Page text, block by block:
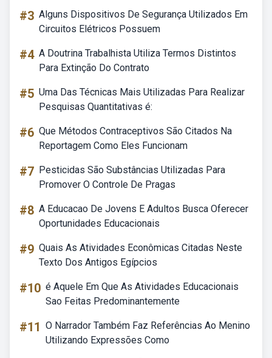
#3 Alguns Dispositivos De Segurança Utilizados Em
Circuitos Elétricos Possuem
#4 A Doutrina Trabalhista Utiliza Termos Distintos
Para Extinção Do Contrato
#5 Uma Das Técnicas Mais Utilizadas Para Realizar
Pesquisas Quantitativas é:
#6 Que Métodos Contraceptivos São Citados Na
Reportagem Como Eles Funcionam
#7 Pesticidas São Substâncias Utilizadas Para
Promover O Controle De Pragas
#8 A Educacao De Jovens E Adultos Busca Oferecer
Oportunidades Educacionais
#9 Quais As Atividades Econômicas Citadas Neste
Texto Dos Antigos Egípcios
#10 é Aquele Em Que As Atividades Educacionais
Sao Feitas Predominantemente
#11 O Narrador Também Faz Referências Ao Menino
Utilizando Expressões Como